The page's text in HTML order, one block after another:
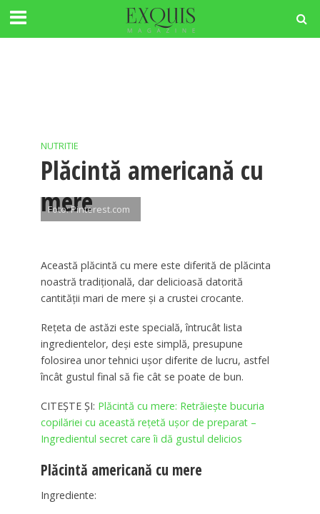
NUTRITIE
Plăcintă americană cu
mere
Foto: Pinterest.com
Această plăcintă cu mere este diferită de plăcinta
noastră tradițională, dar delicioasă datorită
cantității mari de mere și a crustei crocante.
Rețeta de astăzi este specială, întrucât lista
ingredientelor, deși este simplă, presupune
folosirea unor tehnici ușor diferite de lucru, astfel
încât gustul final să fie cât se poate de bun.
CITEȘTE ȘI: Plăcintă cu mere: Retrăiește bucuria
copilăriei cu această rețetă ușor de preparat –
Ingredientul secret care îi dă gustul delicios
Plăcintă americană cu mere
Ingrediente: